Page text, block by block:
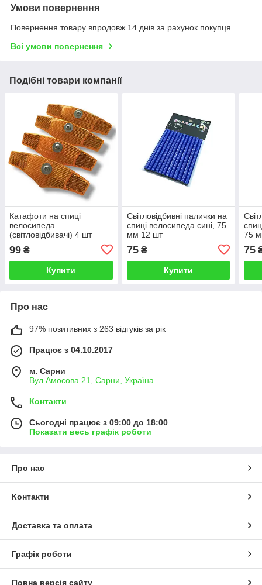
Умови повернення
Повернення товару впродовж 14 днів за рахунок покупця
Всі умови повернення
Подібні товари компанії
Катафоти на спиці
велосипеда
(світловідбивачі) 4 шт
99 ₴
Купити
Світловідбивні палички на
спиці велосипеда сині, 75
мм 12 шт
75₴
Купити
75
75
Про нас
97% позитивних з 263 відгуків за рік
Працює з 04.10.2017
м. Сарни
Вул Амосова 21, Сарни, Україна
Контакти
Сьогодні працює з 09:00 до 18:00
Показати весь графік роботи
Про нас
Контакти
Доставка та оплата
Графік роботи
Повна версія сайту